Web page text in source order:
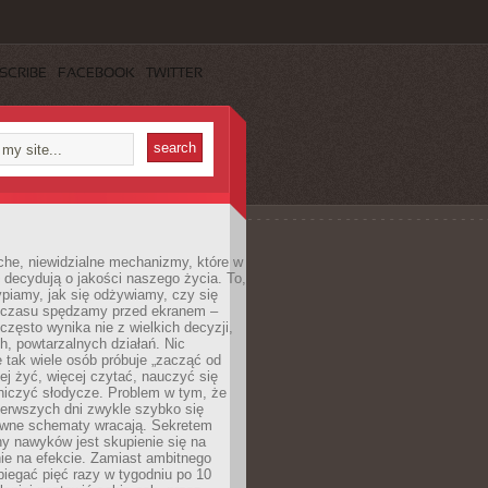
FACEBOOK TWITTER
niewidzialne mechanizmy, które w
decydują o jakości naszego życia. To,
jak się odżywiamy, czy się
spędzamy przed ekranem –
wynika nie z wielkich decyzji,
powtarzalnych działań. Nic
tak wiele osób próbuje „zacząć od
żyć, więcej czytać, nauczyć się
słodycze. Problem w tym, że
dni zwykle szybko się
schematy wracają. Sekretem
nawyków jest skupienie się na
na efekcie. Zamiast ambitnego
pięć razy w tygodniu po 10